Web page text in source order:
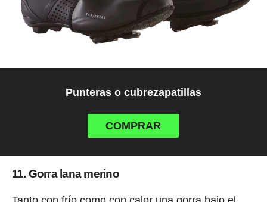
Punteras o cubrezapatillas
COMPRAR
11. Gorra lana merino